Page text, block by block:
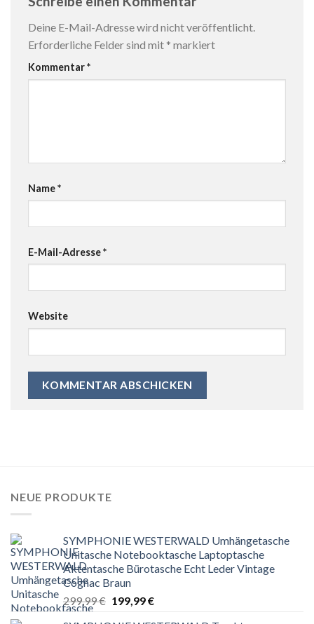
Deine E-Mail-Adresse wird nicht veröffentlicht.
Erforderliche Felder sind mit * markiert
Kommentar*
Name*
E-Mail-Adresse*
Website
NEUE PRODUKTE
SYMPHONIE WESTERWALD Umhängetasche
Unitasche Notebooktasche Laptoptasche
Aktentasche Bürotasche Echt Leder Vintage
Cognac Braun
299,99€ Ursprünglicher
199,99€Aktueller